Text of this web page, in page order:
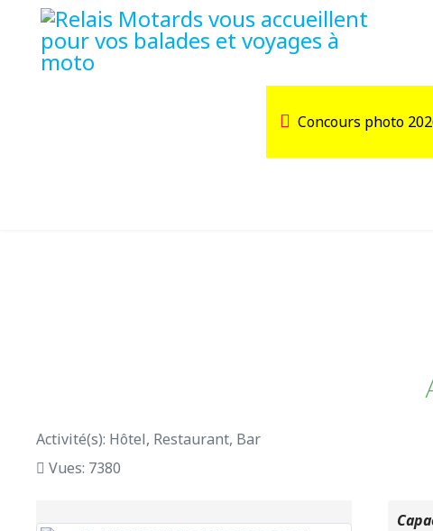
Concours photo
Activité(s): Hôtel, Restaurant, Bar
Vues: 7380